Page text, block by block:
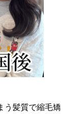
う髪質で縮毛矯